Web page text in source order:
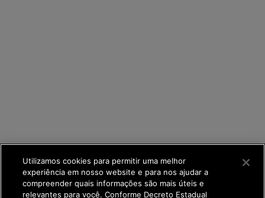
Utilizamos cookies para permitir uma melhor
experiência em nosso website e para nos ajudar a
compreender quais informações são mais úteis e
relevantes para você. Conforme Decreto Estadual